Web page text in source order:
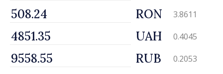
RON 3.8611
UAH 0.4045
RUB 0.2053